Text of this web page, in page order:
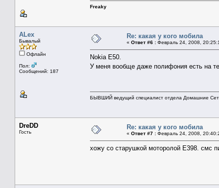
Freaky
ALex
Бывалый
Офлайн
Пол:
Сообщений: 187
Re: какая у кого мобила
« Ответ #6 : Февраль 24, 2008,
Nokia E50.
У меня вообще даже полифония есть на
БЫВШИЙ ведущий специалист отдела Домашние
DreDD
Гость
Re: какая у кого мобила
« Ответ #7 : Февраль 24, 2008,
хожу со старушкой моторолой Е398. смс